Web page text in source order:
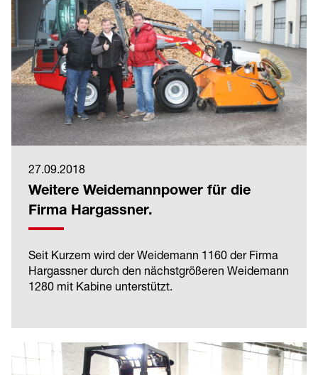
27.09.2018
Weitere Weidemannpower für die
Firma Hargassner.
Seit Kurzem wird der Weidemann 1160 der Firma
Hargassner durch den nächstgrößeren Weidemann
1280 mit Kabine unterstützt.